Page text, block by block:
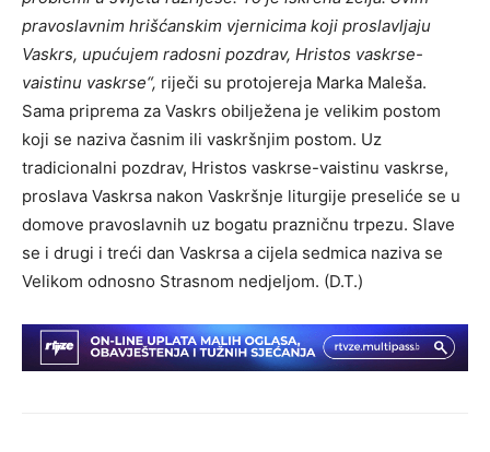
pravoslavnim hrišćanskim vjernicima koji proslavljaju
Vaskrs, upućujem radosni pozdrav, Hristos vaskrse-
vaistinu vaskrse“, riječi su protojereja Marka Maleša.
Sama priprema za Vaskrs obilježena je velikim postom
koji se naziva časnim ili vaskršnjim postom. Uz
tradicionalni pozdrav, Hristos vaskrse-vaistinu vaskrse,
proslava Vaskrsa nakon Vaskršnje liturgije preseliće se u
domove pravoslavnih uz bogatu prazničnu trpezu. Slave
se i drugi i treći dan Vaskrsa a cijela sedmica naziva se
Velikom odnosno Strasnom nedjeljom. (D.T.)